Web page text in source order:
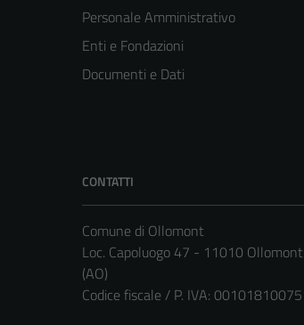
Personale Amministrativo
Enti e Fondazioni
Documenti e Dati
CONTATTI
Comune di Ollomont
Loc. Capoluogo 47 - 11010 Ollomont
(AO)
Codice fiscale / P. IVA: 00101810075